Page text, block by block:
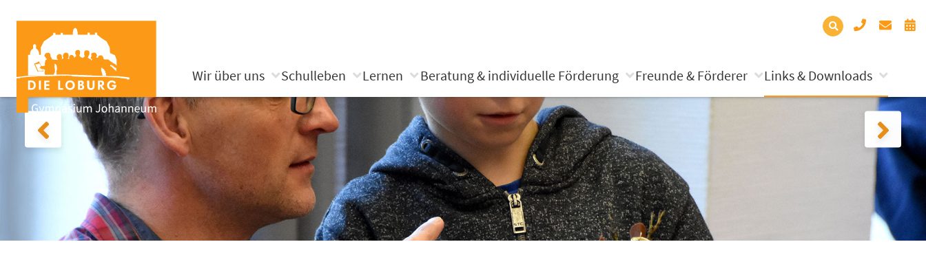
Wir über uns Schulleben Lernen Beratung & individuelle Förderung Freunde & Förderer Links & Downloads